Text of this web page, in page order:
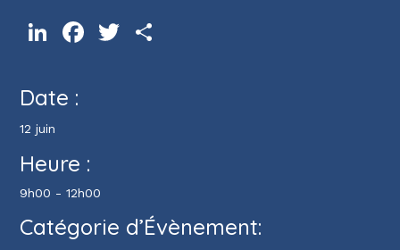
LinkedInFacebookTwitter
Date :
12 juin
Heure :
9h00 - 12h00
Catégorie d’Évènement: